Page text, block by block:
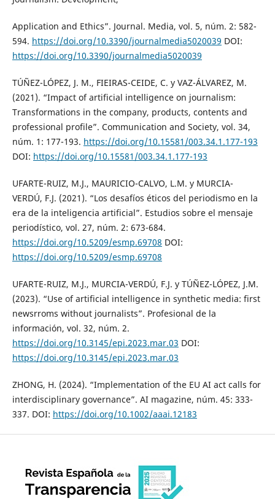
Application and Ethics”. Journal. Media, vol. 5, núm. 2: 582-
594. https://doi.org/10.3390/journalmedia5020039 DOI:
https://doi.org/10.3390/journalmedia5020039
TÚÑEZ-LÓPEZ, J. M., FIEIRAS-CEIDE, C. y VAZ-ÁLVAREZ, M.
(2021). “Impact of artificial intelligence on journalism:
Transformations in the company, products, contents and
professional profile”. Communication and Society, vol. 34,
núm. 1: 177-193. https://doi.org/10.15581/003.34.1.177-193
DOI: https://doi.org/10.15581/003.34.1.177-193
UFARTE-RUIZ, M.J., MAURICIO-CALVO, L.M. y MURCIA-
VERDÚ, F.J. (2021). “Los desafíos éticos del periodismo en la
era de la inteligencia artificial”. Estudios sobre el mensaje
periodístico, vol. 27, núm. 2: 673-684.
https://doi.org/10.5209/esmp.69708 DOI:
https://doi.org/10.5209/esmp.69708
UFARTE-RUIZ, M.J., MURCIA-VERDÚ, F.J. y TÚÑEZ-LÓPEZ, J.M.
(2023). “Use of artificial intelligence in synthetic media: first
newsrroms without journalists”. Profesional de la
información, vol. 32, núm. 2.
https://doi.org/10.3145/epi.2023.mar.03 DOI:
https://doi.org/10.3145/epi.2023.mar.03
ZHONG, H. (2024). “Implementation of the EU AI act calls for
interdisciplinary governance”. AI magazine, núm. 45: 333-
337. DOI: https://doi.org/10.1002/aaai.12183